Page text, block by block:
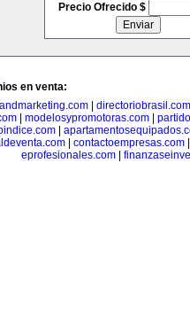
Precio Ofrecido $
en venta:
| directoriobrasil.com
modelosypromotoras.com
contactoempresas.com
eprofesionales.com